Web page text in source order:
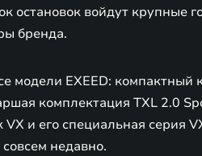
остановок войдут крупные
бренда.
модели EXEED: компактный
комплектация TXL 2.0
и его специальная серия
недавно.